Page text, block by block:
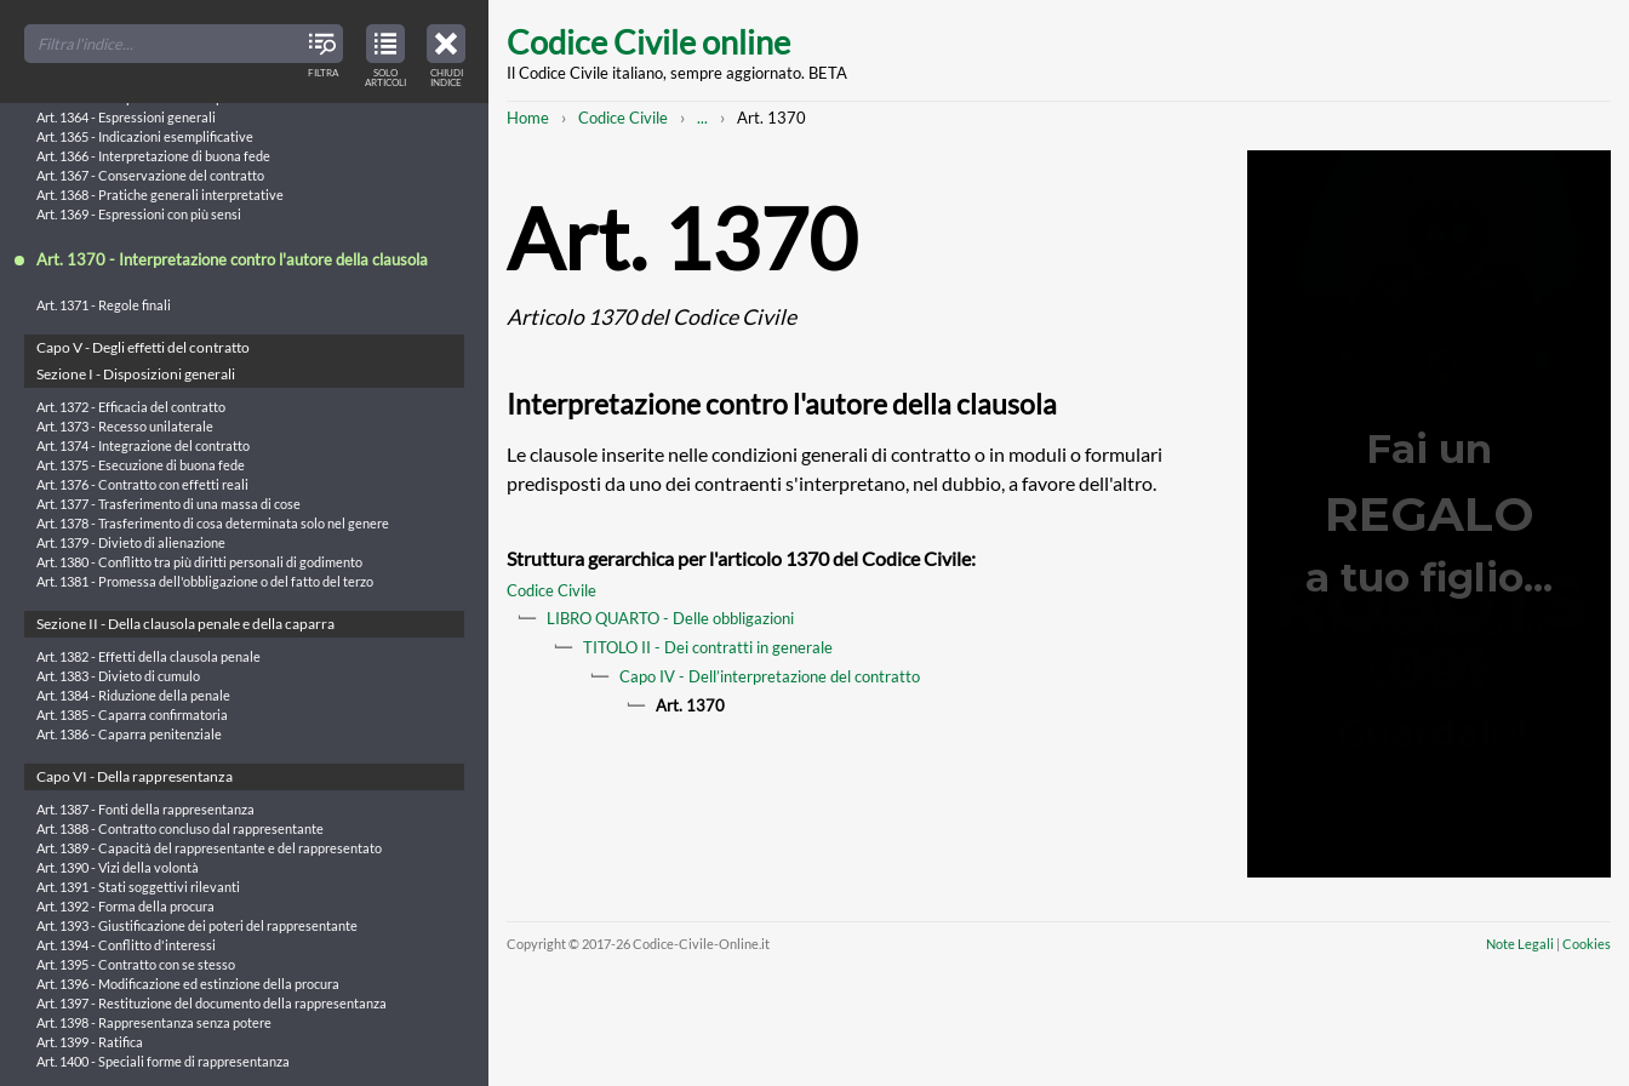
TABLE
OF
CONTENTS
CHIUDI
INDICE
main
Codice Civile online
Il Codice Civile italiano, sempre aggiornato. BETA
Breadcrumb
Home Codice Civile
Mostra
... Art. 1370
Art. 1370
Articolo 1370 del Codice Civile
Interpretazione contro l'autore della clausola
Le clausole inserite nelle condizioni generali di contratto o in moduli o formulari
predisposti da uno dei contraenti s'interpretano, nel dubbio, a favore dell'altro.
Struttura gerarchica per l'articolo 1370 del Codice Civile:
Codice Civile
LIBRO QUARTO - Delle obbligazioni
TITOLO II - Dei contratti in generale
Capo IV - Dell’interpretazione del contratto
Art. 1370
Copyright © 2017-26 Codice-Civile-Online.it Note Legali | Cookies
TOC
TITLES
FILTRA
VIEW
ONLY
ARTICLES
IN
TABLE
SOLO
ARTICOLI
Capo IV - Dell’interpretazione del contratto
Art. 1364 - Espressioni generali
Art. 1365 - Indicazioni esemplificative
Art. 1366 - Interpretazione di buona fede
Art. 1367 - Conservazione del contratto
Art. 1368 - Pratiche generali interpretative
Art. 1369 - Espressioni con più sensi
Art. 1370 - Interpretazione contro l'autore della clausola
Art. 1371 - Regole finali
Capo V - Degli effetti del contratto
Sezione I - Disposizioni generali
Art. 1372 - Efficacia del contratto
Art. 1373 - Recesso unilaterale
Art. 1374 - Integrazione del contratto
Art. 1375 - Esecuzione di buona fede
Art. 1376 - Contratto con effetti reali
Art. 1377 - Trasferimento di una massa di cose
Art. 1378 - Trasferimento di cosa determinata solo nel genere
Art. 1379 - Divieto di alienazione
Art. 1380 - Conflitto tra più diritti personali di godimento
Art. 1381 - Promessa dell'obbligazione o del fatto del terzo
Sezione II - Della clausola penale e della caparra
Art. 1382 - Effetti della clausola penale
Art. 1383 - Divieto di cumulo
Art. 1384 - Riduzione della penale
Art. 1385 - Caparra confirmatoria
Art. 1386 - Caparra penitenziale
Capo VI - Della rappresentanza
Art. 1387 - Fonti della rappresentanza
Art. 1388 - Contratto concluso dal rappresentante
Art. 1389 - Capacità del rappresentante e del rappresentato
Art. 1390 - Vizi della volontà
Art. 1391 - Stati soggettivi rilevanti
Art. 1392 - Forma della procura
Art. 1393 - Giustificazione dei poteri del rappresentante
Art. 1394 - Conflitto d'interessi
Art. 1395 - Contratto con se stesso
Art. 1396 - Modificazione ed estinzione della procura
Art. 1397 - Restituzione del documento della rappresentanza
Art. 1398 - Rappresentanza senza potere
Art. 1399 - Ratifica
Art. 1400 - Speciali forme di rappresentanza